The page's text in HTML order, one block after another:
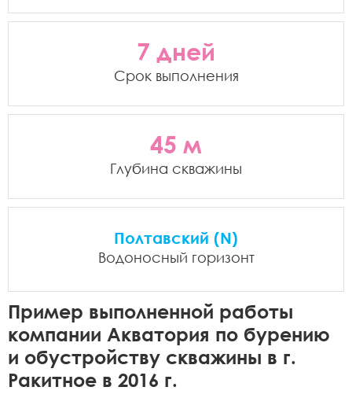
Пример выполненной работы
компании Акватория по бурению
и обустройству скважины в г.
Ракитное в 2016 г.
7 дней
Срок выполнения
45 м
Глубина скважины
Полтавский (N)
Водоносный горизонт